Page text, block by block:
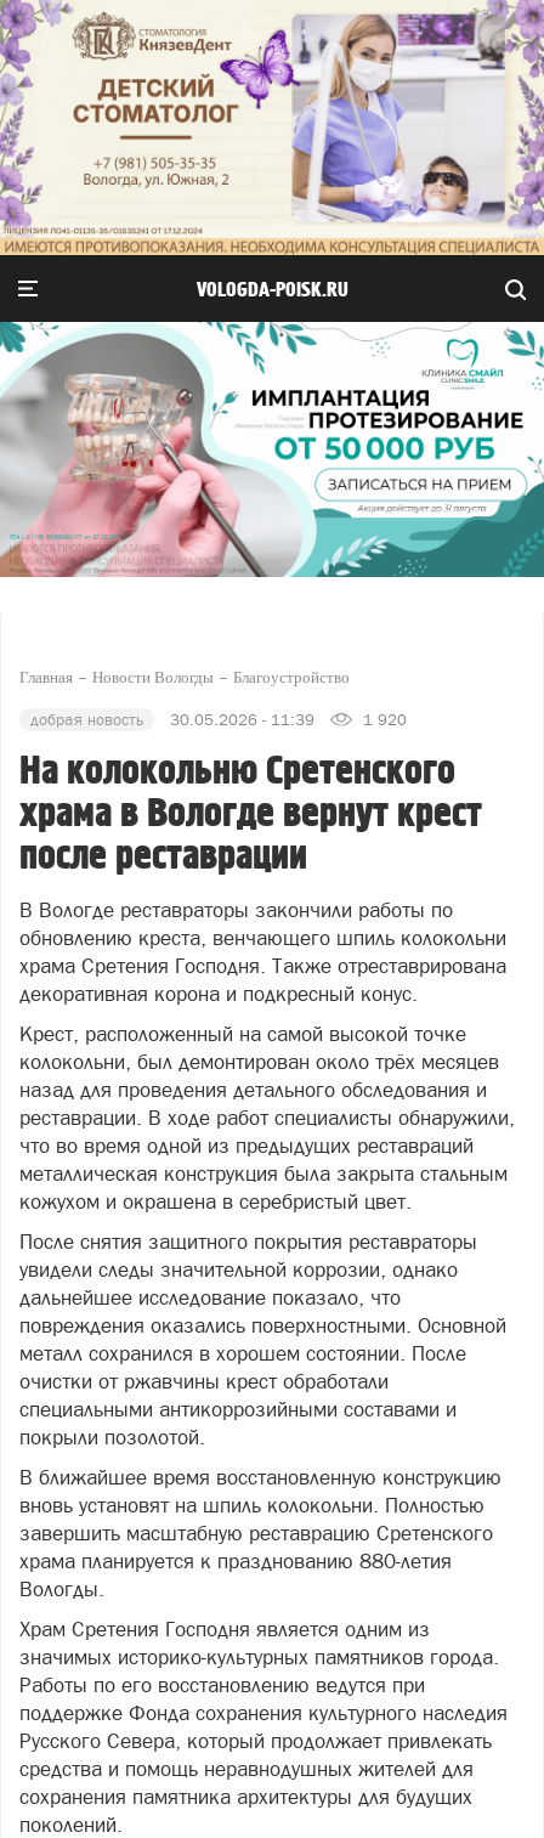
VOLOGDA-POISK.RU
Главная Новости Вологды Благоустройство
добрая новость 30.05.2026 - 11:39 1 920
На колокольню Сретенского
храма в Вологде вернут крест
после реставрации
В Вологде реставраторы закончили работы по
обновлению креста, венчающего шпиль колокольни
храма Сретения Господня. Также отреставрирована
декоративная корона и подкресный конус.
Крест, расположенный на самой высокой точке
колокольни, был демонтирован около трёх месяцев
назад для проведения детального обследования и
реставрации. В ходе работ специалисты обнаружили,
что во время одной из предыдущих реставраций
металлическая конструкция была закрыта стальным
кожухом и окрашена в серебристый цвет.
После снятия защитного покрытия реставраторы
увидели следы значительной коррозии, однако
дальнейшее исследование показало, что
повреждения оказались поверхностными. Основной
металл сохранился в хорошем состоянии. После
очистки от ржавчины крест обработали
специальными антикоррозийными составами и
покрыли позолотой.
В ближайшее время восстановленную конструкцию
вновь установят на шпиль колокольни. Полностью
завершить масштабную реставрацию Сретенского
храма планируется к празднованию 880-летия
Вологды.
Храм Сретения Господня является одним из
значимых историко-культурных памятников города.
Работы по его восстановлению ведутся при
поддержке Фонда сохранения культурного наследия
Русского Севера, который продолжает привлекать
средства и помощь неравнодушных жителей для
сохранения памятника архитектуры для будущих
поколений.